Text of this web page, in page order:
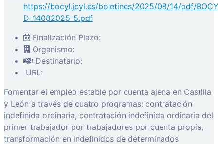
https://bocyl.jcyl.es/boletines/2025/08/14/pdf/
D-14082025-5.pdf
Finalización Plazo:
Organismo:
Destinatario:
URL:
Fomentar el empleo estable por cuenta ajena en Castilla
y León a través de cuatro programas: contratación
indefinida ordinaria, contratación indefinida ordinaria del
primer trabajador por trabajadores por cuenta propia,
transformación en indefinidos de determinados